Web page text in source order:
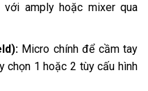
với amply hoặc mixer qua
Micro chính để cầm tay
chọn 1 hoặc 2 tùy cấu hình